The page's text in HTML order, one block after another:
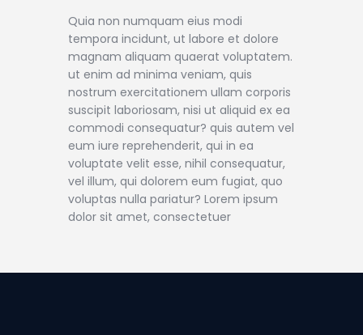
Quia non numquam eius modi
tempora incidunt, ut labore et dolore
magnam aliquam quaerat voluptatem.
ut enim ad minima veniam, quis
nostrum exercitationem ullam corporis
suscipit laboriosam, nisi ut aliquid ex ea
commodi consequatur? quis autem vel
eum iure reprehenderit, qui in ea
voluptate velit esse, nihil consequatur,
vel illum, qui dolorem eum fugiat, quo
voluptas nulla pariatur? Lorem ipsum
dolor sit amet, consectetuer